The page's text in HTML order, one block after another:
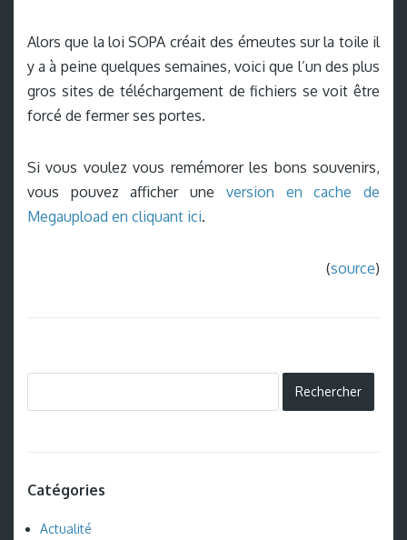
Alors que la loi SOPA créait des émeutes sur la toile il
y a à peine quelques semaines, voici que l’un des plus
gros sites de téléchargement de fichiers se voit être
forcé de fermer ses portes.
Si vous voulez vous remémorer les bons souvenirs,
vous pouvez afficher une version en cache de
Megaupload en cliquant ici.
(source)
Catégories
Actualité